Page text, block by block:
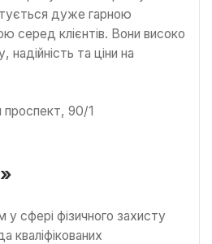
дуже гарною
серед клієнтів. Вони високо
надійність та ціни на
проспект, 90/1
у сфері фізичного захисту
кваліфікованих